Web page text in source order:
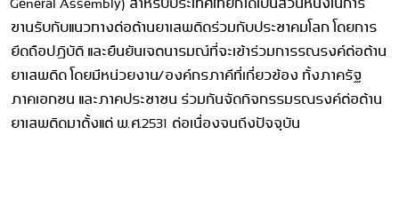
General Assembly) สำหรับประเทศไทยก็ได้เป็นส่วนหนึ่งในการ
ขานรับกับแนวทางต่อต้านยาเสพติดร่วมกับประชาคมโลก โดยการ
ยึดถือปฏิบัติ และยืนยันเจตนารมณ์ที่จะเข้าร่วมการรณรงค์ต่อต้าน
ยาเสพติด โดยมีหน่วยงาน/องค์กรภาคีที่เกี่ยวข้อง ทั้งภาครัฐ
ภาคเอกชน และภาคประชาชน ร่วมกันจัดกิจกรรมรณรงค์ต่อต้าน
ยาเสพติดมาตั้งแต่ พ.ศ.2531 ต่อเนื่องจนถึงปัจจุบัน